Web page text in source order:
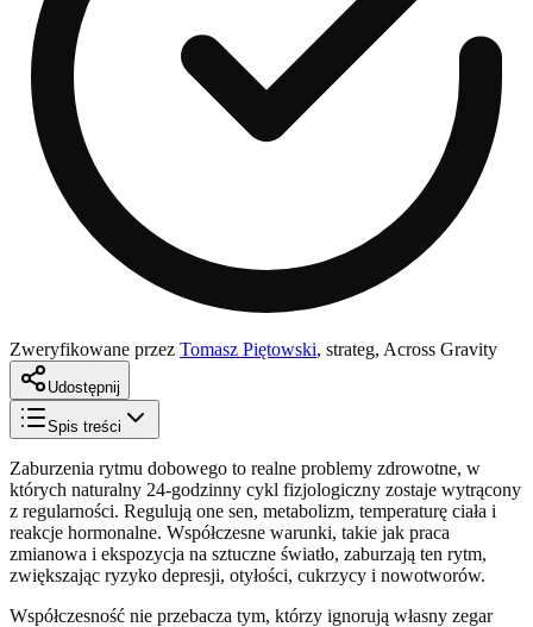
Zweryfikowane przez Tomasz Piętowski, strateg, Across Gravity
Udostępnij
Spis treści
Zaburzenia rytmu dobowego to realne problemy zdrowotne, w
których naturalny 24-godzinny cykl fizjologiczny zostaje wytrącony
z regularności. Regulują one sen, metabolizm, temperaturę ciała i
reakcje hormonalne. Współczesne warunki, takie jak praca
zmianowa i ekspozycja na sztuczne światło, zaburzają ten rytm,
zwiększając ryzyko depresji, otyłości, cukrzycy i nowotworów.
Współczesność nie przebacza tym, którzy ignorują własny zegar